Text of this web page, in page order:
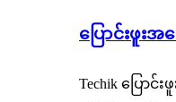
ပြောင်းဖူးအ
Techik ပြော